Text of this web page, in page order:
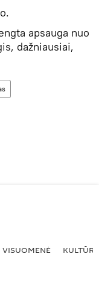
apsauga nuo
dažniausiai,
VISUOMENĖ KULTŪRA